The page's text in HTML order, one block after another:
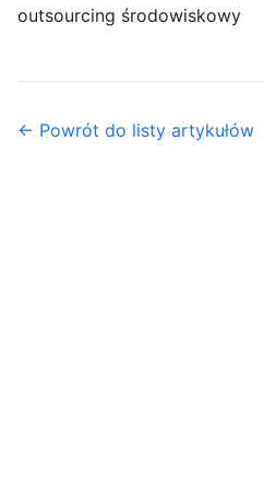
outsourcing środowiskowy
← Powrót do listy artykułów